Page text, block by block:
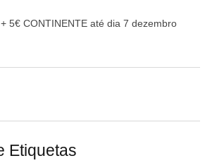
5€ CONTINENTE até dia 7 dezembro
Etiquetas